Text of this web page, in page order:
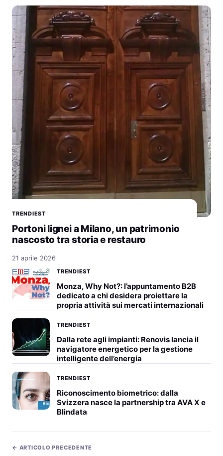
TRENDIEST
Portoni lignei a Milano, un patrimonio
nascosto tra storia e restauro
21 aprile 2026
TRENDIEST
Monza, Why Not?: l’appuntamento B2B
dedicato a chi desidera proiettare la
propria attività sui mercati internazionali
TRENDIEST
Dalla rete agli impianti: Renovis lancia il
navigatore energetico per la gestione
intelligente dell’energia
TRENDIEST
Riconoscimento biometrico: dalla
Svizzera nasce la partnership tra AVA X e
Blindata
← ARTICOLO PRECEDENTE